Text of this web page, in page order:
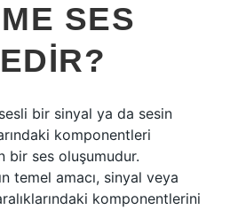
SES
bir sinyal ya da sesin
komponentleri
bir ses oluşumudur.
temel amacı, sinyal veya
komponentlerini